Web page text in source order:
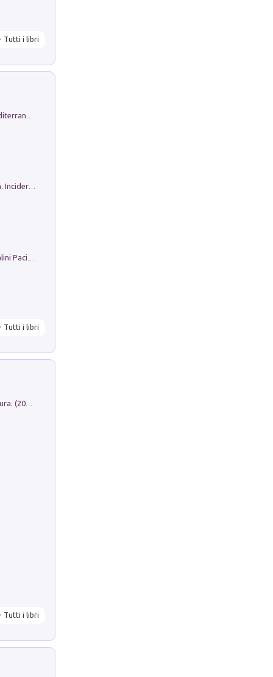
Tutti i libri
Ho Camminato Alla Luce Della Storia. Incidere per Pasolini. Quaderni di Incisione Contemporanea n 30
Tutti i libri
Tutti i libri